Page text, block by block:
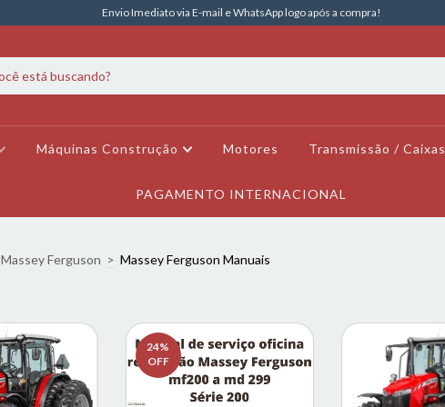
Envio Imediato via E-mail e WhatsApp logo após a compra!
Máquinas Construção Motores Transmissão /
PAGAMENTO INTERNACIONAL
Massey Ferguson > Massey Ferguson Manuais
24%
OFF